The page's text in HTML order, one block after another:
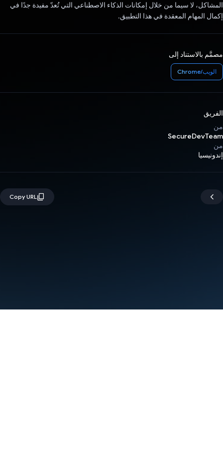
المشاكل، لا سيما من خلال إمكانات الذكاء الاصطناعي التي تُعدّ مفيدة جدًا في
إكمال المهام المعقدة في هذا التطبيق.
مصمَّم بالاستناد إلى
الويب/Chrome
الفريق
من
SecureDevTeam
من
إندونيسيا